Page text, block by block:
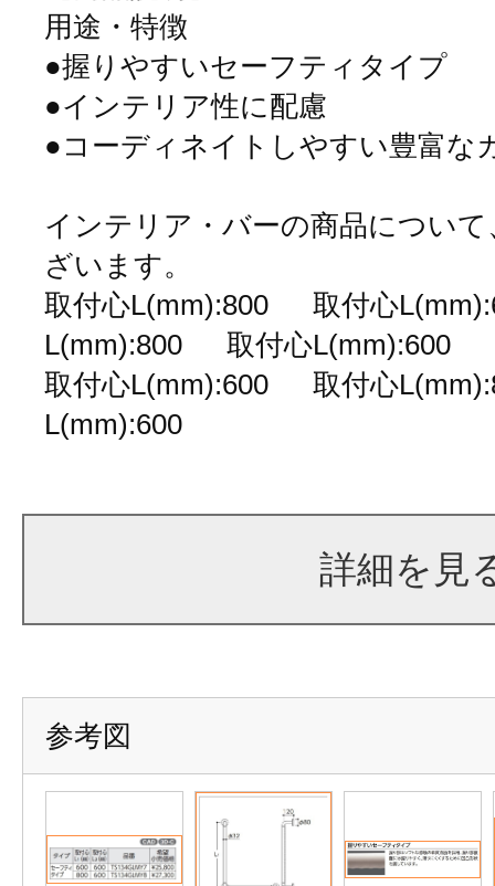
用途・特徴
●握りやすいセーフティタイプ
●インテリア性に配慮
●コーディネイトしやすい豊富な
インテリア・バーの商品につい
ざいます。
取付心L(mm):800 取付心
L(mm):800 取付心L(mm):600
取付心L(mm):600 取付心
L(mm):600
詳細を見
参考図